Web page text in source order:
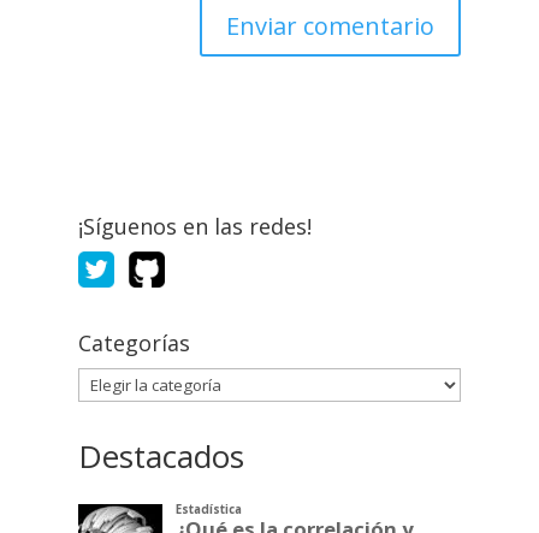
¡Síguenos en las redes!
Categorías
Categorías
Destacados